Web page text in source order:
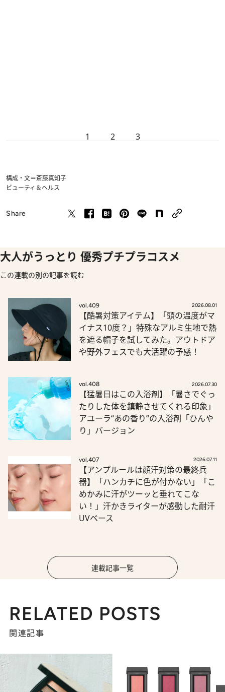
1 2 3
構成・文＝斎藤真知子
ビューティ＆ヘルス
Share
大人がうっとり 優秀プチプラコスメ
この連載の別の記事を読む
vol.409 2026.08.01
【酷暑対策アイテム】「頭の温度がマ
イナス10度？」特殊なアルミ生地で熱
を遮る帽子を試してみた。アウトドア
や野外フェスでも大活躍の予感！
vol.408 2026.07.30
【猛暑日はこの入浴剤】「暑さでぐっ
たりした体を鎮静させてくれる印象」
アユーラ“あの香り”の入浴剤「ひんや
り」バージョン
vol.407 2026.07.11
【アンプルールは顔汗対策の最終兵
器】「ハンカチに色が付かない」「こ
めかみに汗がツーッと垂れてこな
い！」汗かきライターが感動した耐汗
UVベース
連載記事一覧
RELATED POSTS
関連記事